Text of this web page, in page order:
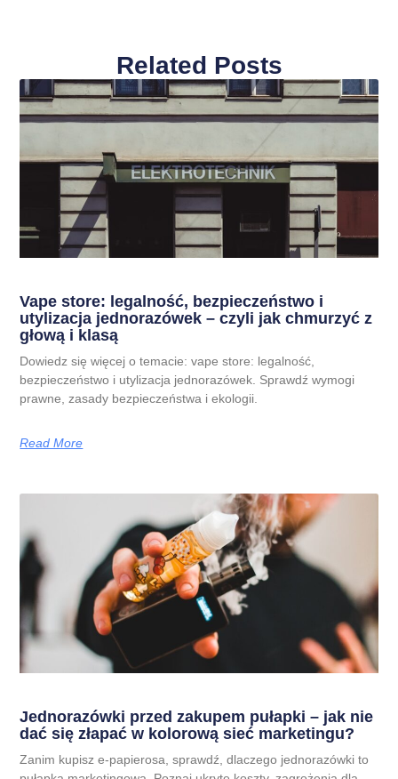
Related Posts
Vape store: legalność, bezpieczeństwo i
utylizacja jednorazówek – czyli jak chmurzyć z
głową i klasą
Dowiedz się więcej o temacie: vape store: legalność,
bezpieczeństwo i utylizacja jednorazówek. Sprawdź wymogi
prawne, zasady bezpieczeństwa i ekologii.
Read More
Jednorazówki przed zakupem pułapki – jak nie
dać się złapać w kolorową sieć marketingu?
Zanim kupisz e-papierosa, sprawdź, dlaczego jednorazówki to